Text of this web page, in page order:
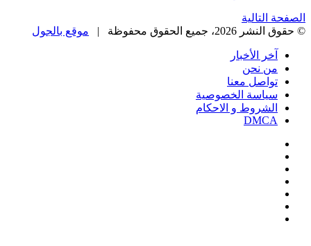
الصفحة التالية
© حقوق النشر 2026، جميع الحقوق محفوظة |
موقع بالجول
آخر الأخبار
من نحن
تواصل معنا
سياسة الخصوصية
الشروط و الاحكام
DMCA